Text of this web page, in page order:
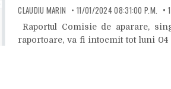
CLAUDIU MARIN 11/01/2024 08:31:00 P.M.
Raportul Comisie de aparare,
raportoare, va fi intocmit tot luni 04